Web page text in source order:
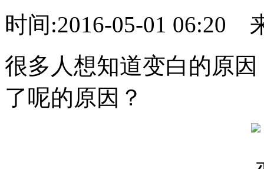
时间:2016-05-01 06:20
很多人想知道变白的原
了呢的原因？